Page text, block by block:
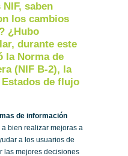
saben
los cambios
¿Hubo
durante este
la Norma de
(NIF B-2), la
de flujo
de información
a bien realizar mejoras a
a los usuarios de
las mejores decisiones